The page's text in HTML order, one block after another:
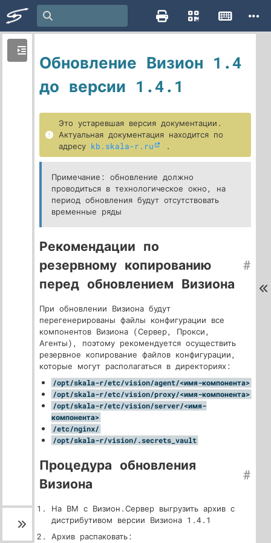
Обновление Визион 1.4
до версии 1.4.1
Это устаревшая версия документации.
Актуальная документация находится по
адресу kb.skala-r.ru .
Примечание: обновление должно
проводиться в технологическое окно, на
период обновления будут отсутствовать
временные ряды
Рекомендации по
резервному копированию
перед обновлением Визиона
#
При обновлении Визиона будут
перегенерированы файлы конфигурации все
компонентов Визиона (Сервер, Прокси,
Агенты), поэтому рекомендуется осуществить
резервное копирование файлов конфигурации,
которые могут располагаться в директориях:
/opt/skala-r/etc/vision/agent/<имя-компонента>
/opt/skala-r/etc/vision/proxy/<имя-компонента>
/opt/skala-r/etc/vision/server/<имя-
компонента>
/etc/nginx/
/opt/skala-r/vision/.secrets_vault
Процедура обновления
Визиона
#
На ВМ с Визион.Сервер выгрузить архив с
дистрибутивом версии Визиона 1.4.1
Архив распаковать: